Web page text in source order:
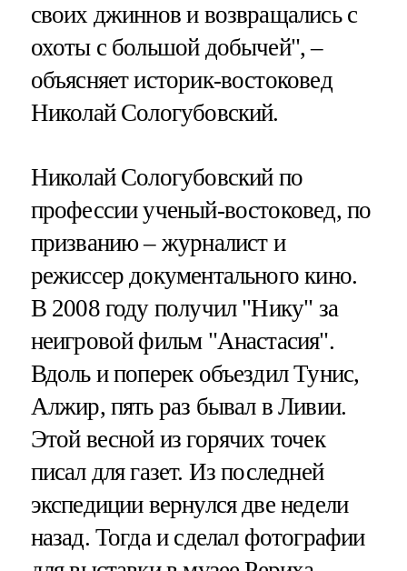
своих джиннов и возвращались с
охоты с большой добычей", –
объясняет историк-востоковед
Николай Сологубовский.
Николай Сологубовский по
профессии ученый-востоковед, по
призванию – журналист и
режиссер документального кино.
В 2008 году получил "Нику" за
неигровой фильм "Анастасия".
Вдоль и поперек объездил Тунис,
Алжир, пять раз бывал в Ливии.
Этой весной из горячих точек
писал для газет. Из последней
экспедиции вернулся две недели
назад. Тогда и сделал фотографии